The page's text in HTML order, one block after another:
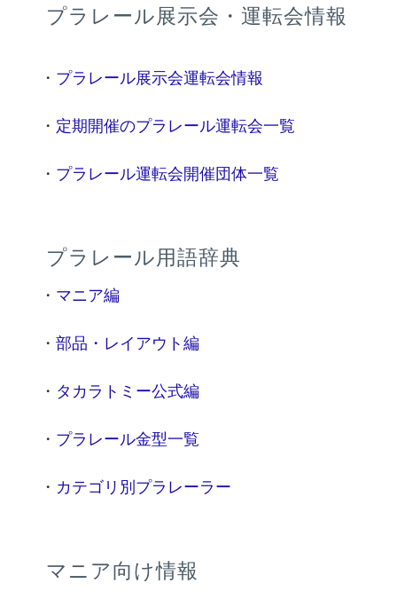
プラレール展示会・運転会情報
・ プラレール展示会運転会情報
・ 定期開催のプラレール運転会一覧
・ プラレール運転会開催団体一覧
プラレール用語辞典
・ マニア編
・ 部品・レイアウト編
・ タカラトミー公式編
・ プラレール金型一覧
・ カテゴリ別プラレーラー
マニア向け情報